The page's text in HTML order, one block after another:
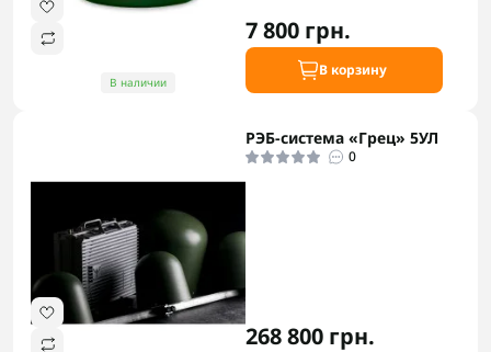
В наличии
7 800 грн.
В корзину
РЭБ-система «Грец» 5УЛ
0
268 800 грн.